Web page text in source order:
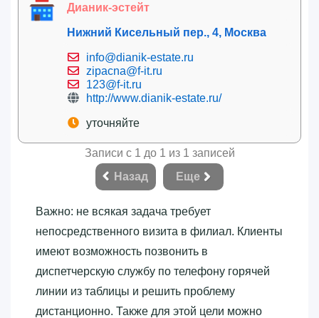
Дианик-эстейт
Нижний Кисельный пер., 4, Москва
info@dianik-estate.ru
zipacna@f-it.ru
123@f-it.ru
http://www.dianik-estate.ru/
уточняйте
Записи с 1 до 1 из 1 записей
Назад
Еще
Важно: не всякая задача требует
непосредственного визита в филиал. Клиенты
имеют возможность позвонить в
диспетчерскую службу по телефону горячей
линии из таблицы и решить проблему
дистанционно. Также для этой цели можно